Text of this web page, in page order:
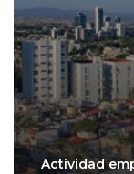
Actividad